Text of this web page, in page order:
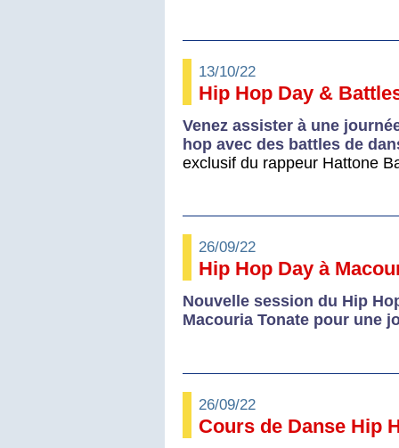
13/10/22
Hip Hop Day &
Venez assister à une
hop avec des battles de
exclusif du rappeur Hattone
26/09/22
Hip Hop Day à
Nouvelle session du Hip
Macouria Tonate pour une
26/09/22
Cours de Danse Hip